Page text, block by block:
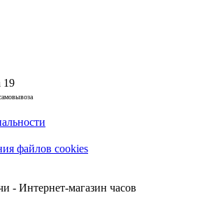
19
файлов cookies
- Интернет-магазин часов